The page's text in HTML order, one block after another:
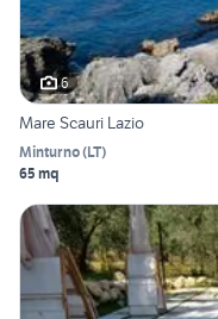
6
Mare Scauri Lazio
Minturno(LT)
65 mq